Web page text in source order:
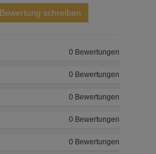
schreiben
0 Bewertungen
0 Bewertungen
0 Bewertungen
0 Bewertungen
0 Bewertungen